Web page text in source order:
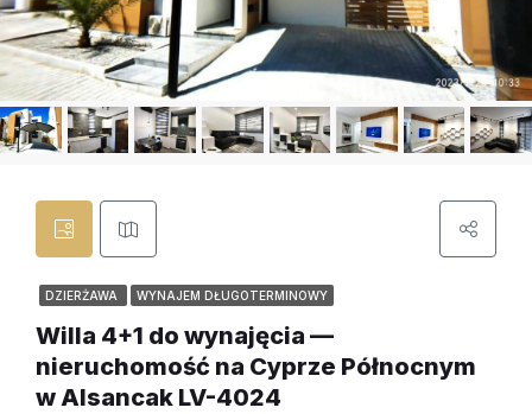
DZIERŻAWA WYNAJEM DŁUGOTERMINOWY
Willa 4+1 do wynajęcia —
nieruchomość na Cyprze Północnym
w Alsancak LV-4024